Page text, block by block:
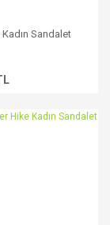
Sandalet